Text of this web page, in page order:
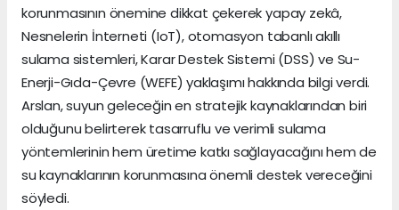
korunmasının önemine dikkat çekerek yapay zekâ,
Nesnelerin İnterneti (IoT), otomasyon tabanlı akıllı
sulama sistemleri, Karar Destek Sistemi (DSS) ve Su-
Enerji-Gıda-Çevre (WEFE) yaklaşımı hakkında bilgi verdi.
Arslan, suyun geleceğin en stratejik kaynaklarından biri
olduğunu belirterek tasarruflu ve verimli sulama
yöntemlerinin hem üretime katkı sağlayacağını hem de
su kaynaklarının korunmasına önemli destek vereceğini
söyledi.